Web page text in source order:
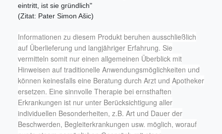
eintritt, ist sie gründlich"
(Zitat: Pater Simon Ašic)
Informationen zu diesem Produkt beruhen ausschließlich
auf Überlieferung und langjähriger Erfahrung. Sie
vermitteln somit nur einen allgemeinen Überblick mit
Hinweisen auf traditionelle Anwendungsmöglichkeiten und
können keinesfalls eine Beratung durch Arzt und Apotheker
ersetzen. Eine sinnvolle Therapie bei ernsthaften
Erkrankungen ist nur unter Berücksichtigung aller
individuellen Besonderheiten, z.B. Art und Dauer der
Beschwerden, Begleiterkrankungen usw. möglich, worauf